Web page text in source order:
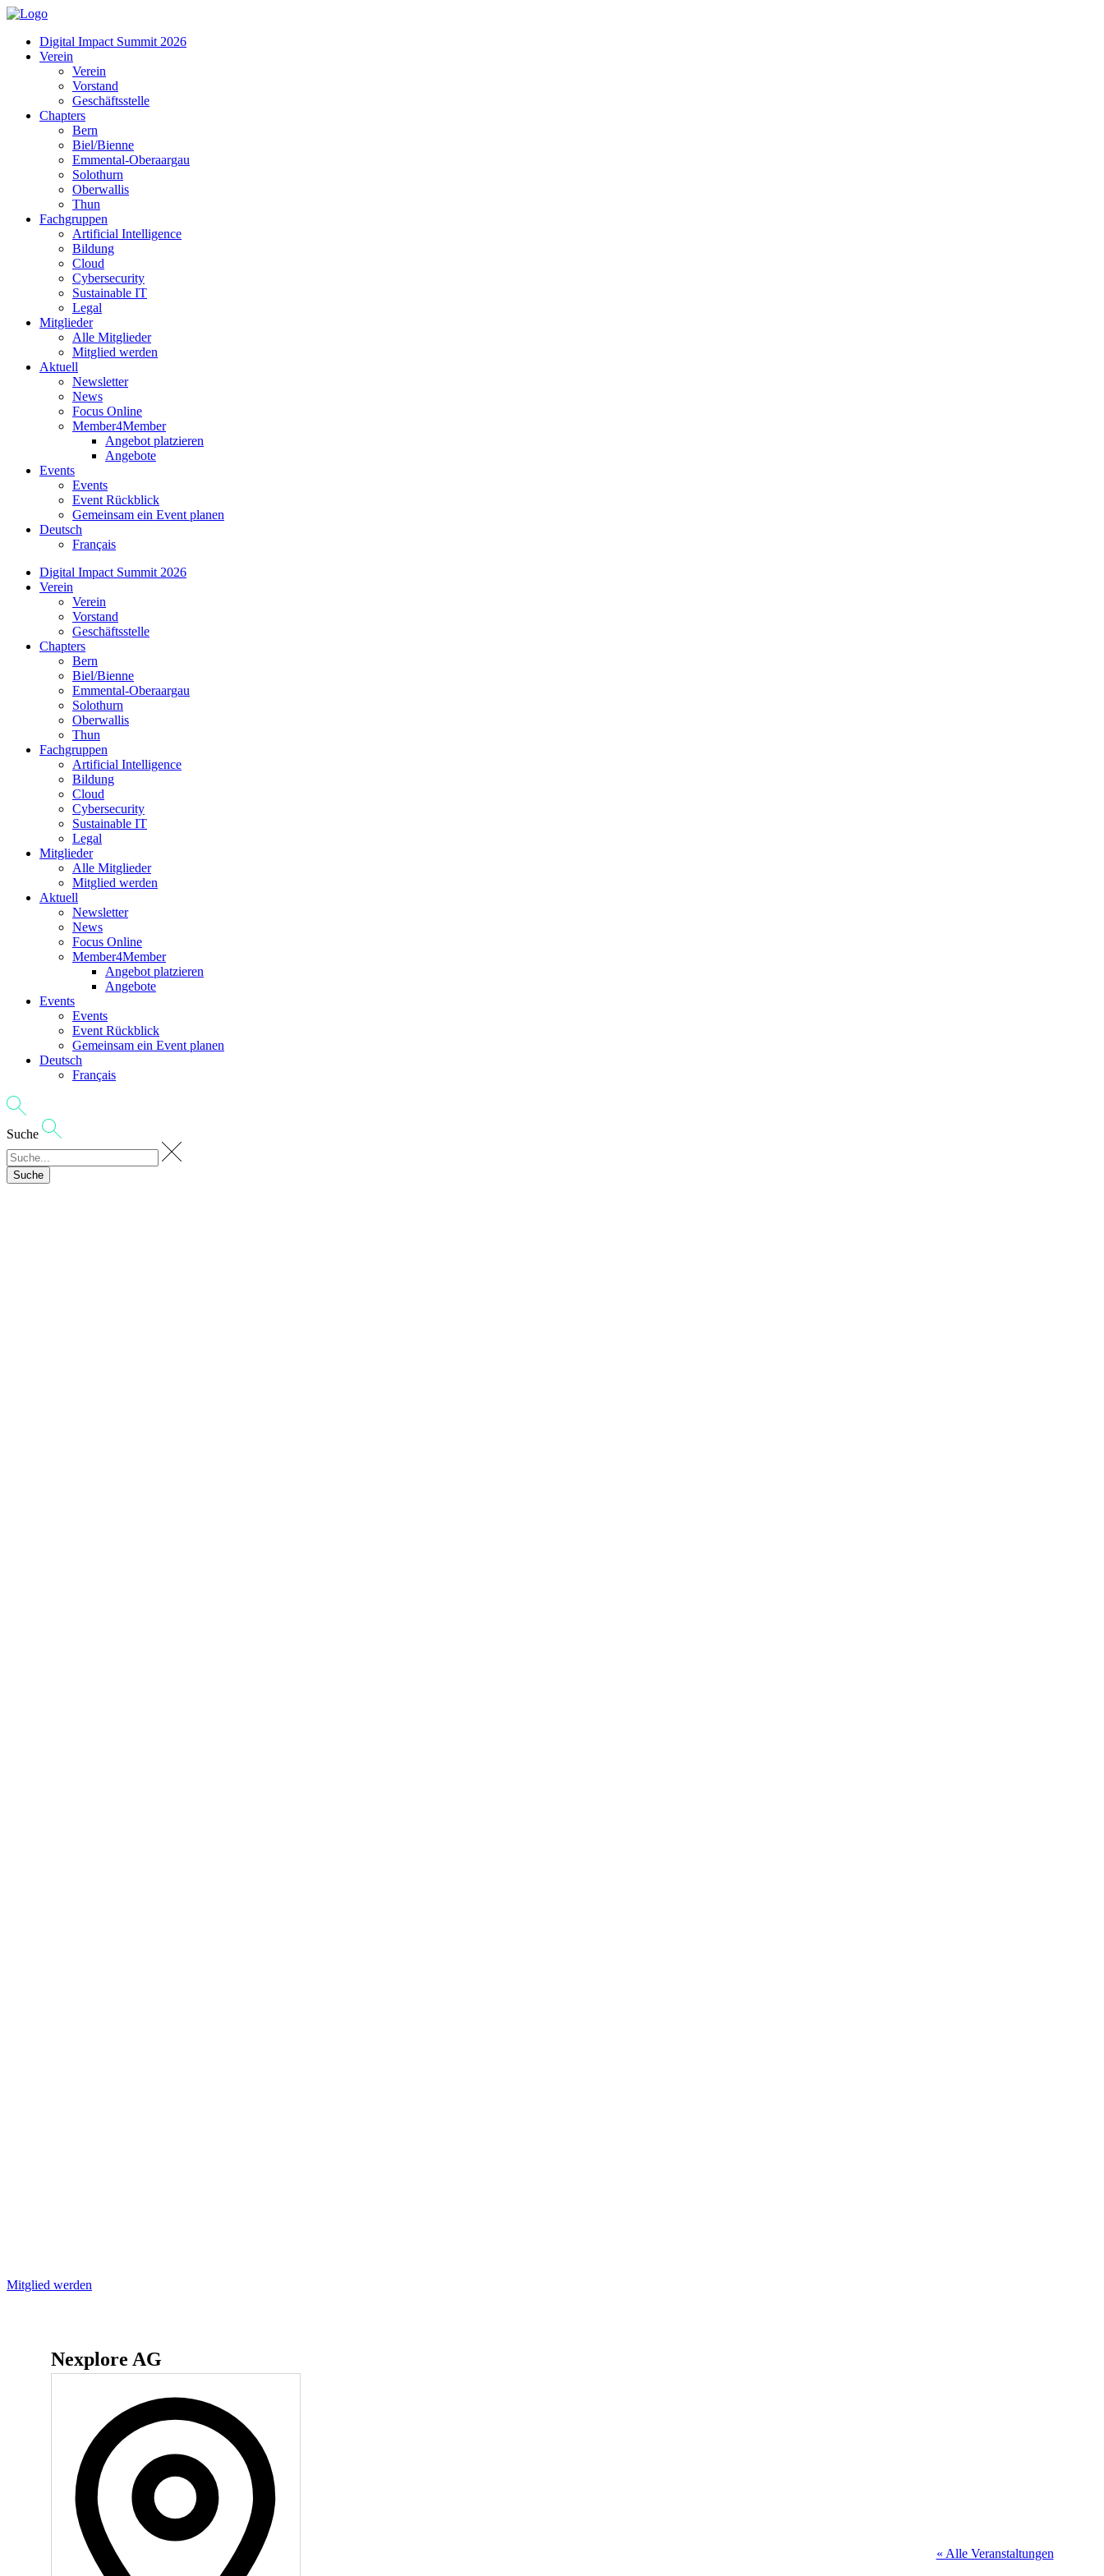
Zum
springenDigital Impact Summit 2026
Verein
Verein
Vorstand
Geschäftsstelle
Chapters
Bern
Biel/Bienne
Emmental-Oberaargau
Solothurn
Oberwallis
Thun
Fachgruppen
Artificial Intelligence
Bildung
Cloud
Cybersecurity
Sustainable IT
Legal
Mitglieder
Alle Mitglieder
Mitglied werden
Aktuell
Newsletter
News
Focus Online
Member4Member
Angebot platzieren
Angebote
Events
Events
Event Rückblick
Gemeinsam ein Event planen
Deutsch
Français
Digital Impact Summit 2026
Verein
Verein
Vorstand
Geschäftsstelle
Chapters
Bern
Biel/Bienne
Emmental-Oberaargau
Solothurn
Oberwallis
Thun
Fachgruppen
Artificial Intelligence
Bildung
Cloud
Cybersecurity
Sustainable IT
Legal
Mitglieder
Alle Mitglieder
Mitglied werden
Aktuell
Newsletter
News
Focus Online
Member4Member
Angebot platzieren
Angebote
Events
Events
Event Rückblick
Gemeinsam ein Event planen
Deutsch
Français
Suche
Suche
Mitglied werden
Nexplore AG
« Alle Veranstaltungen